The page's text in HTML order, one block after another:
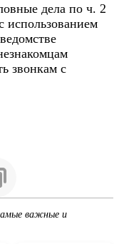
дела по ч. 2
звонкам с
важные и